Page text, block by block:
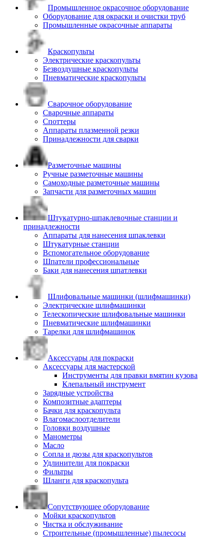
Промышленное окрасочное оборудование
Оборудование для окраски и очистки труб
Промышленные окрасочные аппараты
Краскопульты
Электрические краскопульты
Безвоздушные краскопульты
Пневматические краскопульты
Сварочное оборудование
Сварочные аппараты
Споттеры
Аппараты плазменной резки
Принадлежности для сварки
Разметочные машины
Ручные разметочные машины
Самоходные разметочные машины
Запчасти для разметочных машин
Штукатурно-шпаклевочные станции и
принадлежности
Аппараты для нанесения шпаклевки
Штукатурные станции
Вспомогательное оборудование
Шпатели профессиональные
Баки для нанесения шпатлевки
Шлифовальные машинки (шлифмашинки)
Электрические шлифмашинки
Телескопические шлифовальные машинки
Пневматические шлифмашинки
Тарелки для шлифмашинок
Аксессуары для покраски
Аксессуары для мастерской
Инструменты для правки вмятин кузова
Клепальный инструмент
Зарядные устройства
Композитные адаптеры
Бачки для краскопульта
Влагомаслоотделители
Головки воздушные
Манометры
Масло
Сопла и дюзы для краскопультов
Удлинители для покраски
Фильтры
Шланги для краскопульта
Сопутствующее оборудование
Мойки краскопультов
Чистка и обслуживание
Строительные (промышленные) пылесосы